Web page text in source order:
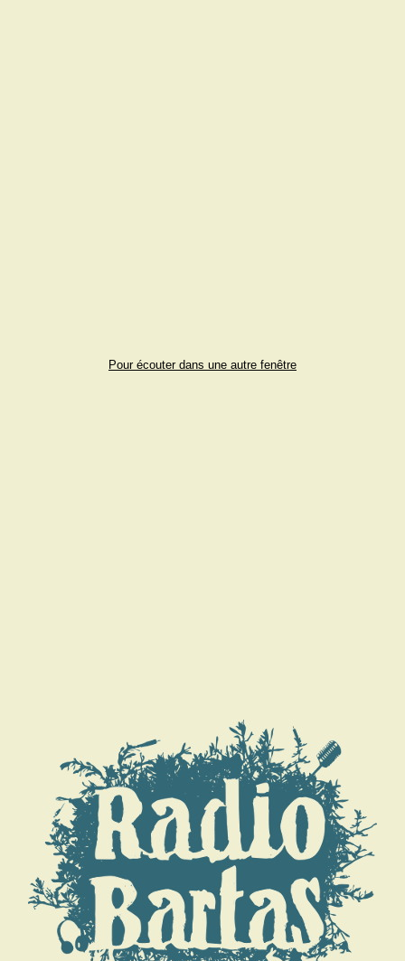
Pour écouter dans une autre fenêtre